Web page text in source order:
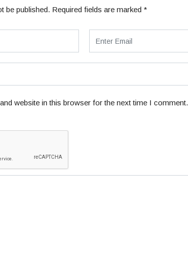
be published. Required fields are marked *
website in this browser for the next time I comment.